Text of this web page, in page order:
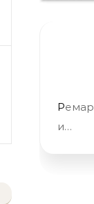
Ремарки «Слова» Сейчас я вам всё расскажу, и тогда видео можно
и…